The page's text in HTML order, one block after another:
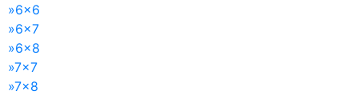
»6x6
»6x7
»6x8
»7x7
»7x8